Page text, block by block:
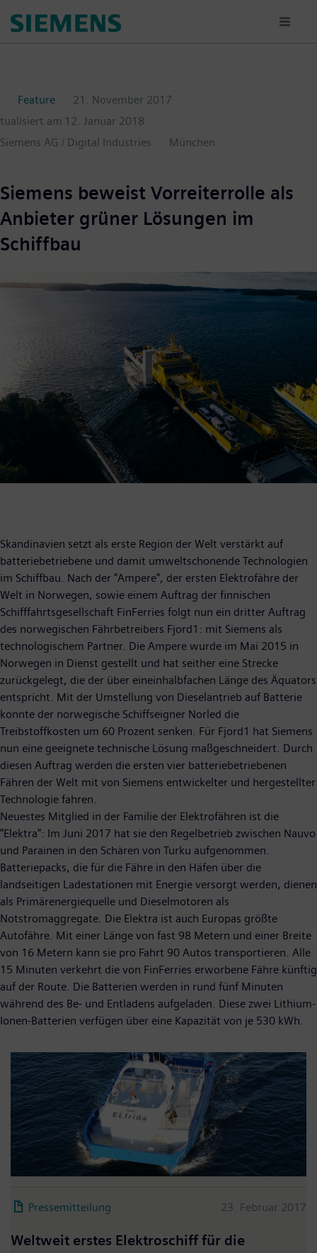
para
Feature
21. November 2017
am 12. Januar 2018
Siemens AG / Digital Industries
München
Siemens beweist Vorreiterrolle als
Anbieter grüner Lösungen im
Schiffbau
Skandinavien setzt als erste Region der Welt verstärkt auf
batteriebetriebene und damit umweltschonende Technologien
im Schiffbau. Nach der "Ampere", der ersten Elektrofähre der
Welt in Norwegen, sowie einem Auftrag der finnischen
Schifffahrtsgesellschaft FinFerries folgt nun ein dritter Auftrag
des norwegischen Fährbetreibers Fjord1: mit Siemens als
technologischem Partner. Die Ampere wurde im Mai 2015 in
Norwegen in Dienst gestellt und hat seither eine Strecke
zurückgelegt, die der über eineinhalbfachen Länge des Äquators
entspricht. Mit der Umstellung von Dieselantrieb auf Batterie
konnte der norwegische Schiffseigner Norled die
Treibstoffkosten um 60 Prozent senken. Für Fjord1 hat Siemens
nun eine geeignete technische Lösung maßgeschneidert. Durch
diesen Auftrag werden die ersten vier batteriebetriebenen
Fähren der Welt mit von Siemens entwickelter und hergestellter
Technologie fahren.
Neuestes Mitglied in der Familie der Elektrofähren ist die
"Elektra": Im Juni 2017 hat sie den Regelbetrieb zwischen Nauvo
und Parainen in den Schären von Turku aufgenommen.
Batteriepacks, die für die Fähre in den Häfen über die
landseitigen Ladestationen mit Energie versorgt werden, dienen
als Primärenergiequelle und Dieselmotoren als
Notstromaggregate. Die Elektra ist auch Europas größte
Autofähre. Mit einer Länge von fast 98 Metern und einer Breite
von 16 Metern kann sie pro Fahrt 90 Autos transportieren. Alle
15 Minuten verkehrt die von FinFerries erworbene Fähre künftig
auf der Route. Die Batterien werden in rund fünf Minuten
während des Be- und Entladens aufgeladen. Diese zwei Lithium-
Ionen-Batterien verfügen über eine Kapazität von je 530 kWh.
Pressemitteilung 23. Februar 2017
Weltweit erstes Elektroschiff für die